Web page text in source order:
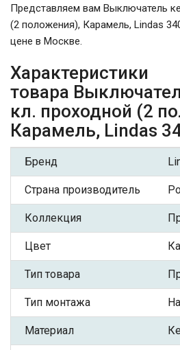
Представляем вам Выключатель
(2 положения), Карамель, Lindas
цене в Москве.
Характеристики
товара
кл. проходной (2
Карамель, Lindas
Бренд
Страна производитель
Коллекция
Цвет
Тип товара
Тип монтажа
Материал